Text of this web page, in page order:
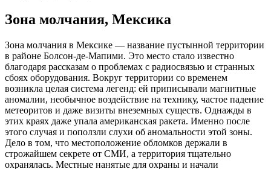
Зона молчания, Мексика
Зона молчания в Мексике — название пустынной территории
в районе Болсон-де-Мапими. Это место стало известно
благодаря рассказам о проблемах с радиосвязью и странных
сбоях оборудования. Вокруг территории со временем
возникла целая система легенд: ей приписывали магнитные
аномалии, необычное воздействие на технику, частое падение
метеоритов и даже визиты внеземных существ. Однажды в
этих краях даже упала американская ракета. Именно после
этого случая и поползли слухи об аномальности этой зоны.
Дело в том, что местоположение обломков держали в
строжайшем секрете от СМИ, а территория тщательно
охранялась. Местные нанятые для охраны и начали